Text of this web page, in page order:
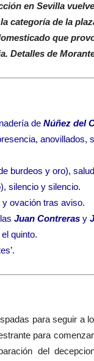
en Sevilla
categoría de la
que
Detalles de
de Núñez del
anovillados,
burdeos y oro),
silencio y silencio.
ovación tras aviso.
Juan Contreras y
quinto.
para seguir a
para
del